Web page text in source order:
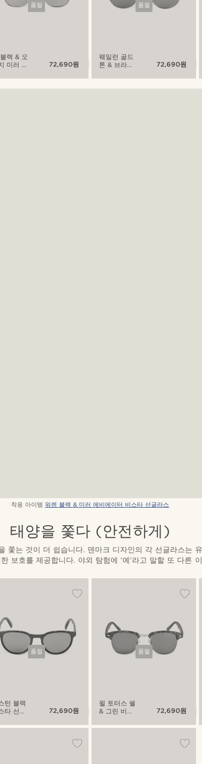
품절
랙 & 오
미러 브
선글라
72,690원
품절
웨일런 골드
톤 & 브라운
라스
72,690원
착용 아이템 워렌 블랙 & 미러 에비에이터 비스타 선글라스
태양을 쫓다 (안전하게)
쫓는 것이 더 쉽습니다. 덴마크 디자인의 각 선글라스는
보호를 제공합니다. 야외 탐험에 '예'라고 말할 또 다른
품절
턴 블랙
타 선글
72,690원
품절
윌 토터스 쉘
& 그린 비스
72,690원